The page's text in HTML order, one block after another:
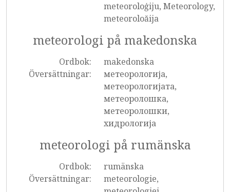
meteoroloģiju, Meteorology,
meteoroloăija
meteorologi på makedonska
Ordbok:
makedonska
Översättningar:
метеорологија,
метеорологијата,
метеоролошка,
метеоролошки,
хидрологија
meteorologi på rumänska
Ordbok:
rumänska
Översättningar:
meteorologie,